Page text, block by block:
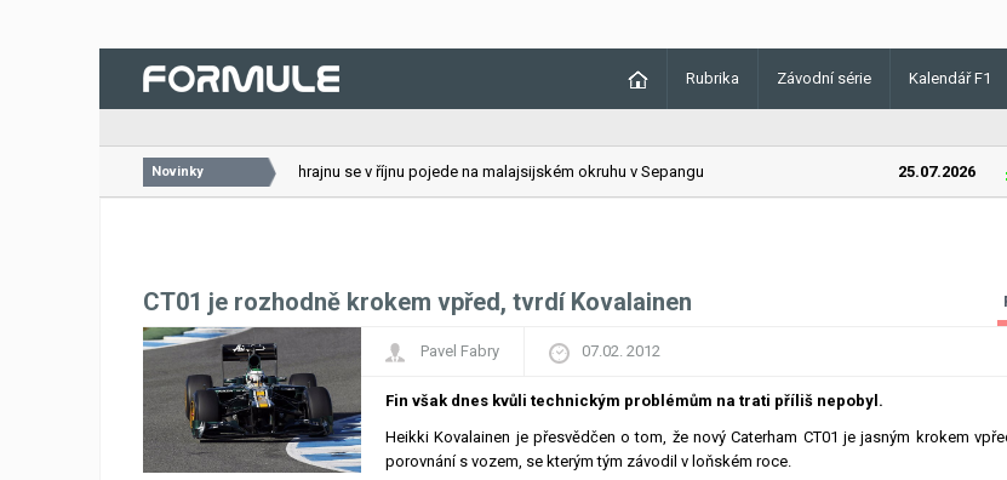
Rubrika Závodní série Kalendář F1
Novinky
26.07.2026 VC Bahrajnu se v říjnu pojede na malajsijském okruhu v Sepangu 25.07.2026
CT01 je rozhodně krokem vpřed, tvrdí Kovalainen
Pavel Fabry 07.02. 2012
Fin však dnes kvůli technickým problémům na trati příliš nepobyl.
Heikki Kovalainen je přesvědčen o tom, že nový Caterham CT01 je jasným krokem
porovnání s vozem, se kterým tým závodil v loňském roce.